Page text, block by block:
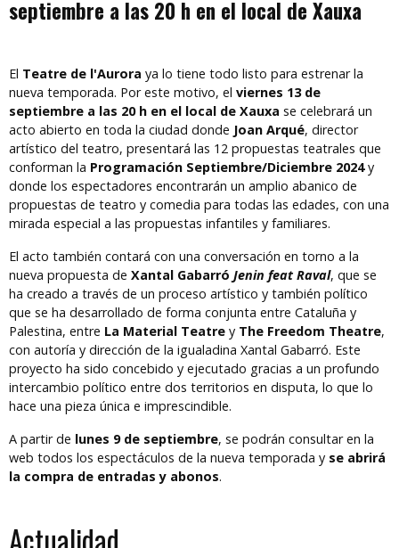
septiembre a las 20 h en el local de Xauxa
El Teatre de l'Aurora ya lo tiene todo listo para estrenar la
nueva temporada. Por este motivo, el viernes 13 de
septiembre a las 20 h en el local de Xauxa se celebrará un
acto abierto en toda la ciudad donde Joan Arqué, director
artístico del teatro, presentará las 12 propuestas teatrales que
conforman la Programación Septiembre/Diciembre 2024y
donde los espectadores encontrarán un amplio abanico de
propuestas de teatro y comedia para todas las edades, con una
mirada especial a las propuestas infantiles y familiares.
El acto también contará con una conversación en torno a la
nueva propuesta de Xantal Gabarró Jenin feat Raval, que se
ha creado a través de un proceso artístico y también político
que se ha desarrollado de forma conjunta entre Cataluña y
Palestina, entre La Material Teatre y The Freedom Theatre,
con autoría y dirección de la igualadina Xantal Gabarró. Este
proyecto ha sido concebido y ejecutado gracias a un profundo
intercambio político entre dos territorios en disputa, lo que lo
hace una pieza única e imprescindible.
A partir de lunes 9 de septiembre, se podrán consultar en la
web todos los espectáculos de la nueva temporada y se abrirá
la compra de entradas y abonos.